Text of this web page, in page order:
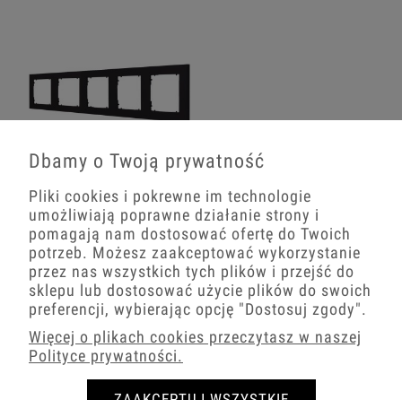
Czarny Mat
31,67 zł
− +
5.0
Na podstawie
Dbamy o Twoją prywatność
Pliki cookies i pokrewne im technologie
umożliwiają poprawne działanie strony i
pomagają nam dostosować ofertę do Twoich
potrzeb. Możesz zaakceptować wykorzystanie
przez nas wszystkich tych plików i przejść do
sklepu lub dostosować użycie plików do swoich
preferencji, wybierając opcję "Dostosuj zgody".
Więcej o plikach cookies przeczytasz w naszej
Polityce prywatności.